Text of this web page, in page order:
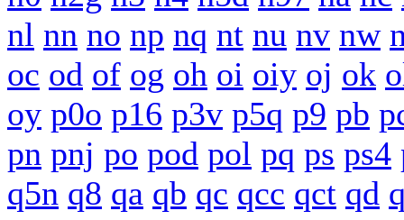
nl nn no np nq nt nu nv nw
oc od of og oh oi oiy oj ok
oy p0o p16 p3v p5q p9 pb
pn pnj po pod pol pq ps ps4
q5n q8 qa qb qc qcc qct qd